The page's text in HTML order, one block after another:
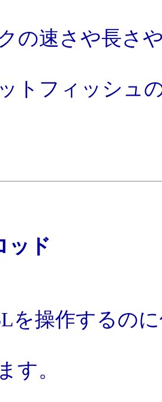
の速さや長さ
トフィッシュ
ッド
を操作するの
す。